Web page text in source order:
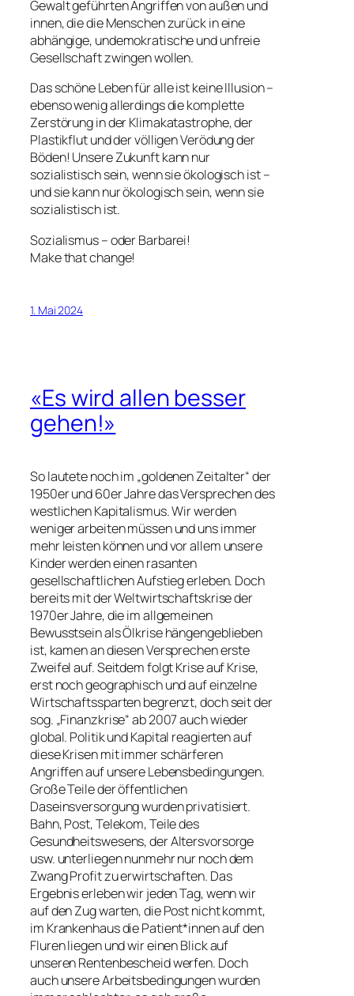
Gewalt geführten Angriffen von außen und
innen, die die Menschen zurück in eine
abhängige, undemokratische und unfreie
Gesellschaft zwingen wollen.
Das schöne Leben für alle ist keine Illusion –
ebenso wenig allerdings die komplette
Zerstörung in der Klimakatastrophe, der
Plastikflut und der völligen Verödung der
Böden! Unsere Zukunft kann nur
sozialistisch sein, wenn sie ökologisch ist –
und sie kann nur ökologisch sein, wenn sie
sozialistisch ist.
Sozialismus – oder Barbarei!
Make that change!
1. Mai 2024
«Es wird allen besser
gehen!»
So lautete noch im „goldenen Zeitalter“ der
1950er und 60er Jahre das Versprechen des
westlichen Kapitalismus. Wir werden
weniger arbeiten müssen und uns immer
mehr leisten können und vor allem unsere
Kinder werden einen rasanten
gesellschaftlichen Aufstieg erleben. Doch
bereits mit der Weltwirtschaftskrise der
1970er Jahre, die im allgemeinen
Bewusstsein als Ölkrise hängengeblieben
ist, kamen an diesen Versprechen erste
Zweifel auf. Seitdem folgt Krise auf Krise,
erst noch geographisch und auf einzelne
Wirtschaftssparten begrenzt, doch seit der
sog. „Finanzkrise“ ab 2007 auch wieder
global. Politik und Kapital reagierten auf
diese Krisen mit immer schärferen
Angriffen auf unsere Lebensbedingungen.
Große Teile der öffentlichen
Daseinsversorgung wurden privatisiert.
Bahn, Post, Telekom, Teile des
Gesundheitswesens, der Altersvorsorge
usw. unterliegen nunmehr nur noch dem
Zwang Profit zu erwirtschaften. Das
Ergebnis erleben wir jeden Tag, wenn wir
auf den Zug warten, die Post nicht kommt,
im Krankenhaus die Patient*innen auf den
Fluren liegen und wir einen Blick auf
unseren Rentenbescheid werfen. Doch
auch unsere Arbeitsbedingungen wurden